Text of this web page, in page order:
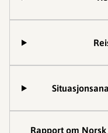
Rapport om